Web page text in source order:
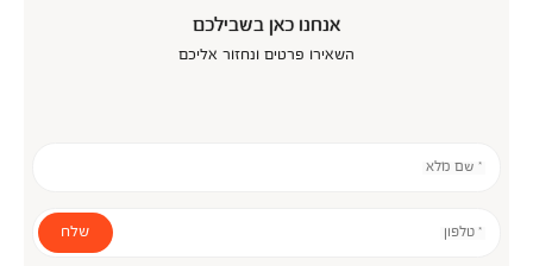
אנחנו כאן בשבילכם
השאירו פרטים ונחזור אליכם
* שם מלא
* טלפון שלח